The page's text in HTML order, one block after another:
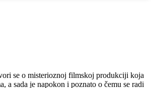
se o misterioznoj filmskoj produkciji koja
a sada je napokon i poznato o čemu se radi